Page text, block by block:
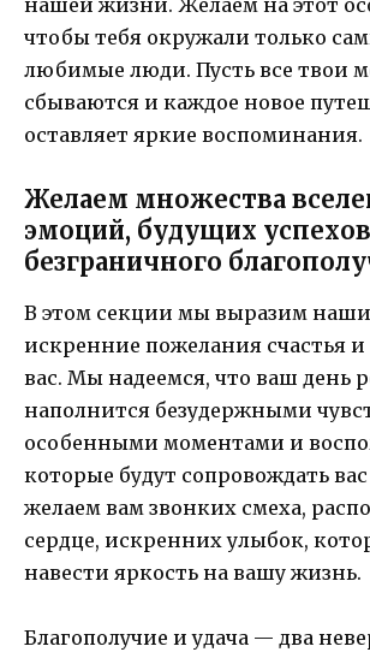
чтобы тебя окружали только
любимые люди. Пусть все твои
сбываются и каждое новое
оставляет яркие воспоминания.
Желаем множества
эмоций, будущих
безграничного
В этом секции мы выразим
искренние пожелания счастья и
вас. Мы надеемся, что ваш день
наполнится безудержными
особенными моментами и
которые будут сопровождать
желаем вам звонких смеха,
сердце, искренних улыбок,
навести яркость на вашу жизнь.
Благополучие и удача — два